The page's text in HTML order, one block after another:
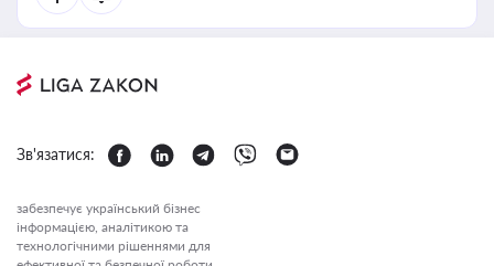
Зв'язатися:
забезпечує український бізнес
інформацією, аналітикою та
технологічними рішеннями для